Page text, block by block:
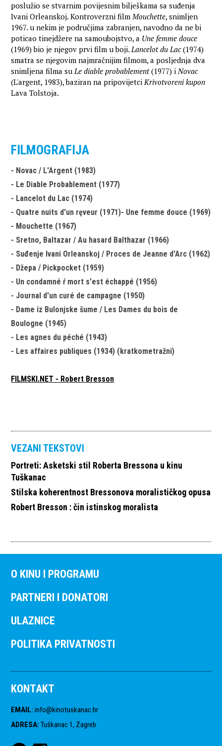
poslužio se stvarnim povijesnim bilješkama sa suđenja
Ivani Orleanskoj. Kontroverzni filmMouchette, snimljen
1967. u nekim je područjima zabranjen, navodno da ne bi
poticao tinejdžere na samoubojstvo, a Une femme douce
(1969) bio je njegov prvi film u boji.Lancelot du Lac(1974)
smatra se njegovim najmračnijim filmom, a posljednja dva
snimljena filma suLe diable probablement(1977) iNovac
(L'argent, 1983), baziran na pripovijetciKrivotvoreni kupon
Lava Tolstoja.
FILMOGRAFIJA
- Novac / L'Argent (1983)
- Le Diable Probablement (1977)
- Lancelot du Lac (1974)
- Quatre nuits d'un ręveur (1971)- Une femme douce (1969)
- Mouchette (1967)
- Sretno, Baltazar / Au hasard Balthazar (1966)
- Suđenje Ivani Orleanskoj / Proces de Jeanne d'Arc (1962)
- Džepa / Pickpocket (1959)
- Un condamné ŕ mort s'est échappé (1956)
- Journal d'un curé de campagne (1950)
- Dame iz Bulonjske šume / Les Dames du bois de
Boulogne (1945)
- Les agnes du péché (1943)
- Les affaires publiques (1934) (kratkometražni)
FILMSKI.NET - Robert Bresson
VEZANI TEKSTOVI
Portreti: Asketski stil Roberta Bressona u kinu
Tuškanac
Stilska koherentnost Bressonova moralističkog opusa
Robert Bresson : čin istinskog moralista
O KINU I PROGRAMU
PARTNERI I DONATORI
ULAZNICE
POLITIKA PRIVATNOSTI
KONTAKT
EMAIL: info@kinotuskanac.hr
ADRESA: Tuškanac 1, Zagreb